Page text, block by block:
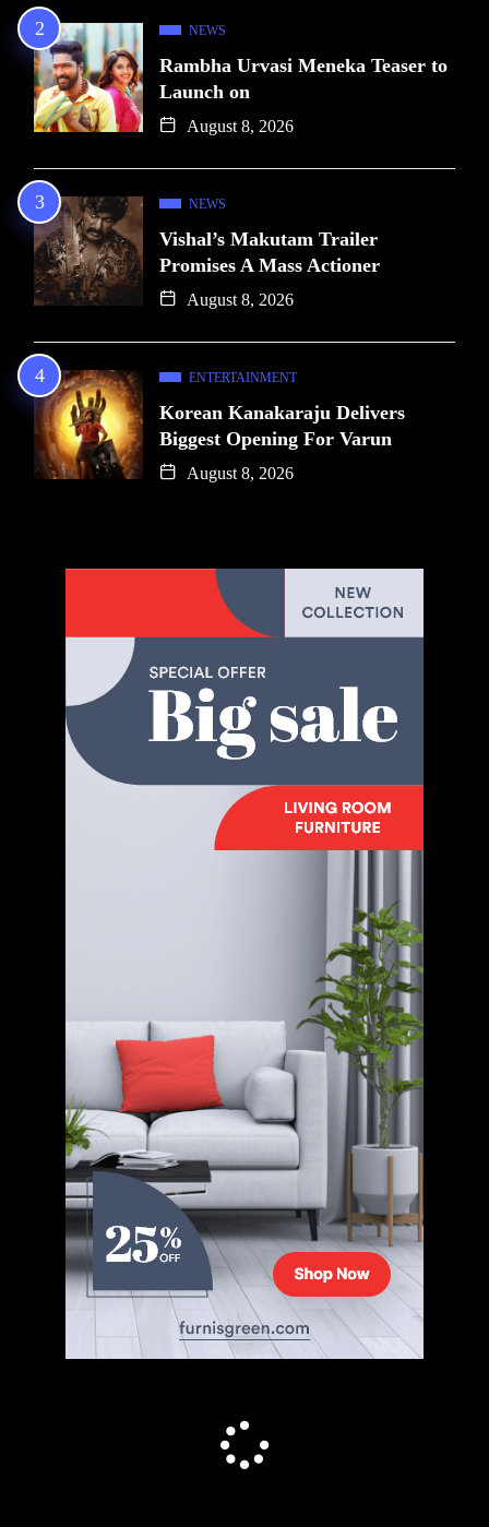
NEWS
Rambha Urvasi Meneka Teaser to
Launch on
August 8, 2026
NEWS
Vishal’s Makutam Trailer
Promises A Mass Actioner
August 8, 2026
ENTERTAINMENT
Korean Kanakaraju Delivers
Biggest Opening For Varun
August 8, 2026